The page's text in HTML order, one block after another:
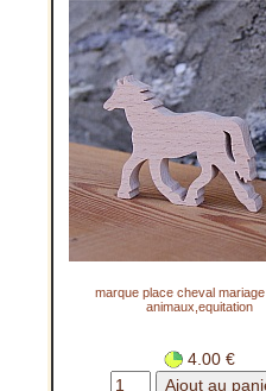
marque place cheval
animaux,equitation
4.00 €